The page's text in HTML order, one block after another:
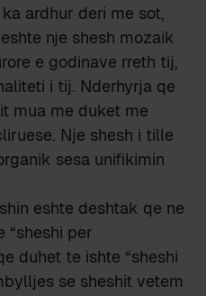
ardhur deri me sot,
nje shesh mozaik
e godinave rreth tij,
i tij. Nderhyrja qe
mua me duket me
Nje shesh i tille
sesa unifikimin
eshte deshtak qe ne
“sheshi per
duhet te ishte “sheshi
se sheshit vetem